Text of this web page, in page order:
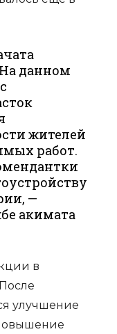
данном
жителей
работ.
—
акимата
в
улучшение